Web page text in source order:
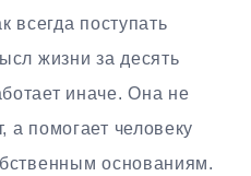
всегда поступать
жизни за десять
иначе. Она не
а помогает человеку
основаниям.